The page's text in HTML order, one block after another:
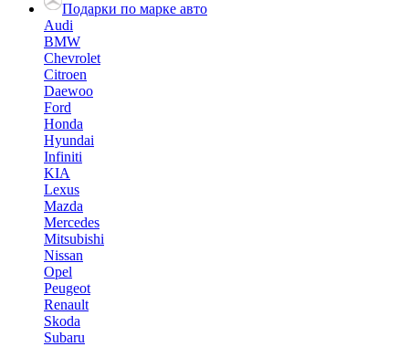
Подарки по марке авто
Audi
BMW
Chevrolet
Citroen
Daewoo
Ford
Honda
Hyundai
Infiniti
KIA
Lexus
Mazda
Mercedes
Mitsubishi
Nissan
Opel
Peugeot
Renault
Skoda
Subaru